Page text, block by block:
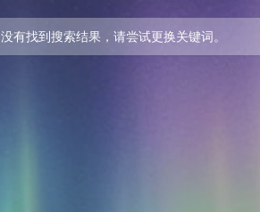
没有找到搜索结果，请尝试更换关键词。